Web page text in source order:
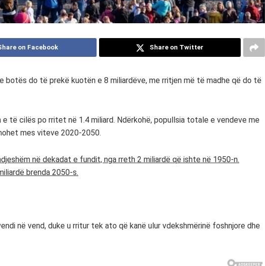
on Facebook Share on Twitter
botës do të prekë kuotën e 8 miliardëve, me rritjen më të madhe që do të
të cilës po rritet në 1.4 miliard. Ndërkohë, popullsia totale e vendeve me
mes viteve 2020-2050.
në dekadat e fundit, nga rreth 2 miliardë që ishte në 1950-n.
brenda 2050-s.
në vend, duke u rritur tek ato që kanë ulur vdekshmërinë foshnjore dhe